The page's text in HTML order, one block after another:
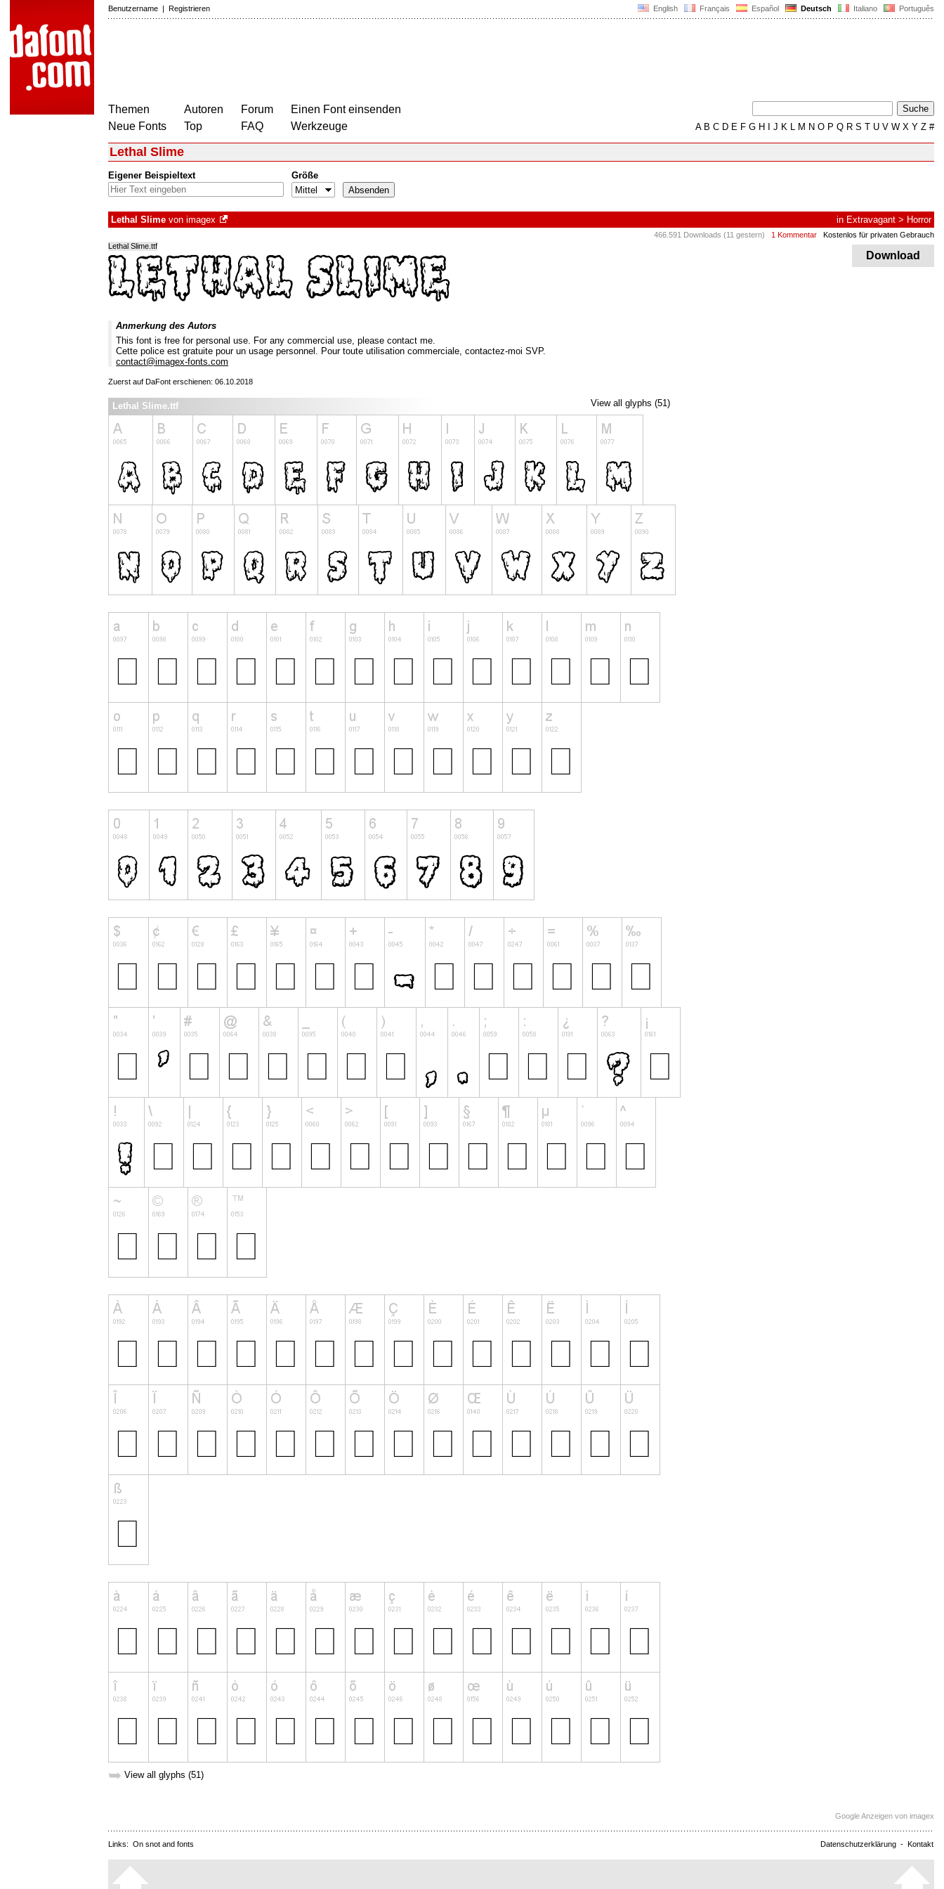
English Français Español Deutsch Italiano Português
Benutzername | Registrieren
Themen
Neue Fonts
Autoren
Top
Forum
FAQ
Einen Font einsenden
Werkzeuge
AB C D E F G H J K L M N O P Q R S T U V W X Y Z #
Lethal Slime
Eigener Beispieltext Größe
Lethal Slime von imagex in Extravagant > Horror
466.591 Downloads (11 gestern) 1 Kommentar Kostenlos für privaten Gebrauch
Download
Lethal Slime.ttf
Anmerkung des Autors
This font is free for personal use. For any commercial use, please contact me.
Cette police est gratuite pour un usage personnel. Pour toute utilisation commerciale, contactez-moi SVP.
contact@imagex-fonts.com
Zuerst auf DaFont erschienen: 06.10.2018
View all glyphs (51)
Lethal Slime.ttf
➥ View all glyphs (51)
Google Anzeigen von imagex
Datenschutzerklärung - Kontakt
Links: On snot and fonts